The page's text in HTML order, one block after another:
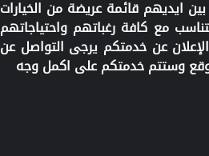
ايديهم قائمة عريضة من الخيارات
مع كافة رغباتهم واحتياجاتهم
عن خدمتكم يرجى التواصل عن
وستتم خدمتكم على اكمل وجه